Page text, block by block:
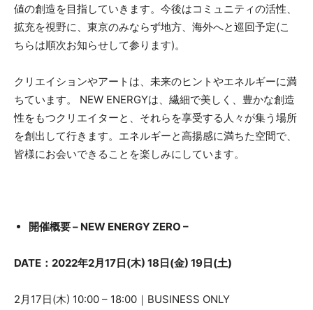
値の創造を目指していきます。今後はコミュニティの活性、
拡充を視野に、東京のみならず地方、海外へと巡回予定(こ
ちらは順次お知らせして参ります)。
クリエイションやアートは、未来のヒントやエネルギーに満
ちています。 NEW ENERGYは、繊細で美しく、豊かな創造
性をもつクリエイターと、それらを享受する人々が集う場所
を創出して行きます。エネルギーと高揚感に満ちた空間で、
皆様にお会いできることを楽しみにしています。
開催概要 – NEW ENERGY ZERO –
DATE：2022年2月17日(木) 18日(金) 19日(土)
2月17日(木) 10:00 – 18:00｜BUSINESS ONLY